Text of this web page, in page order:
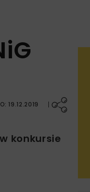
19.12.2019
konkursie